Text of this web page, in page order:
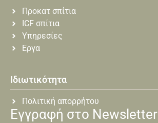
Προκατ σπίτια
ICF σπίτια
Υπηρεσίες
Εργα
Ιδιωτικότητα
Πολιτική απορρήτου
Εγγραφή στο Newsletter